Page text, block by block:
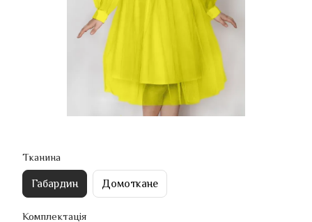
Тканина
Габардин Домоткане
Комплектація